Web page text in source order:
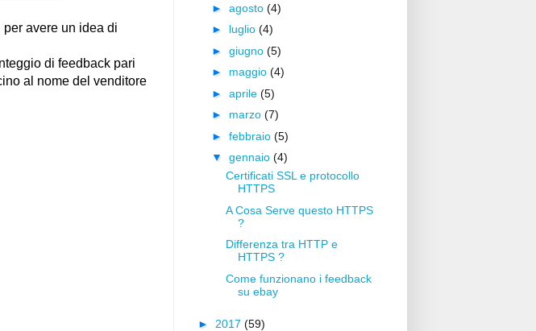
avere un idea di
di feedback pari
al nome del venditore
► agosto (4)
► luglio (4)
► giugno (5)
► maggio (4)
► aprile (5)
► marzo (7)
► febbraio (5)
▼ gennaio (4)
Certificati SSL e protocollo
HTTPS
A Cosa Serve questo HTTPS
?
Differenza tra HTTP e
HTTPS ?
Come funzionano i feedback
su ebay
► 2017 (59)